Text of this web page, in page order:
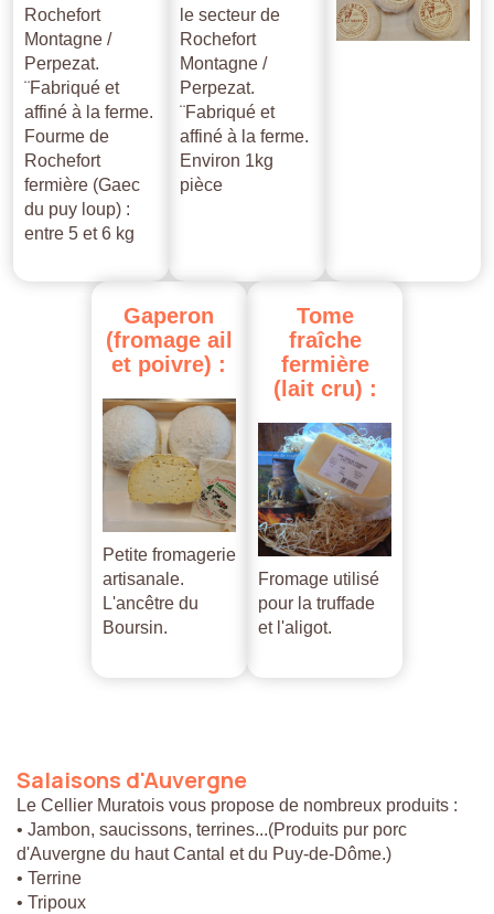
Rochefort
Montagne /
Perpezat.
¨Fabriqué et
affiné à la ferme.
Fourme de
Rochefort
fermière (Gaec
du puy loup) :
entre 5 et 6 kg
le secteur de
Rochefort
Montagne /
Perpezat.
¨Fabriqué et
affiné à la ferme.
Environ 1kg
pièce
Gaperon
(fromage ail
et poivre) :
Petite fromagerie
artisanale.
L'ancêtre du
Boursin.
Tome
fraîche
fermière
(lait cru) :
Fromage utilisé
pour la truffade
et l'aligot.
Salaisons d'Auvergne
Le Cellier Muratois vous propose de nombreux produits :
• Jambon, saucissons, terrines...(Produits pur porc
d'Auvergne du haut Cantal et du Puy-de-Dôme.)
• Terrine
• Tripoux